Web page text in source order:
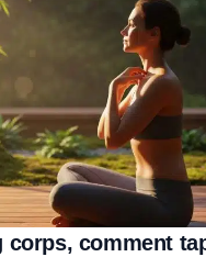
corps, comment